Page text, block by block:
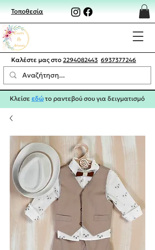
Τοποθεσία
Καλέστε μας στο 2294082443 6937377246
Κλείσεεδώτο ραντεβού σου για δειγματισμό